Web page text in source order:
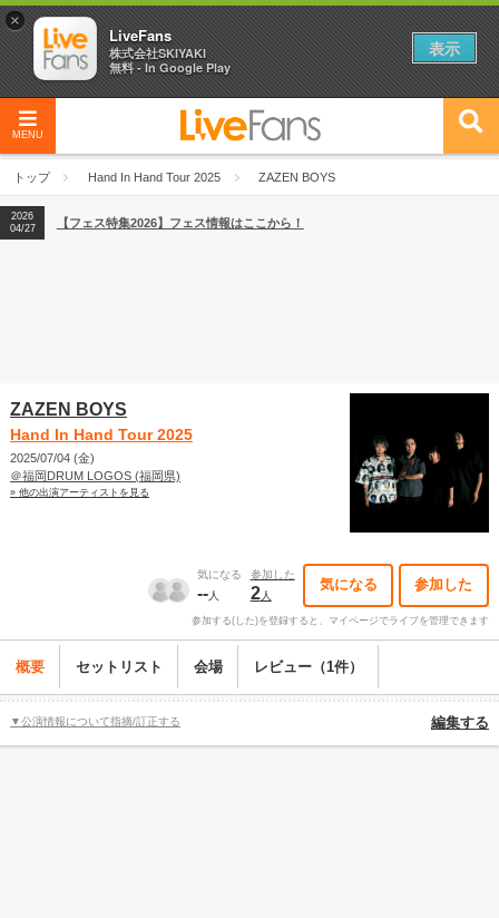
MENU
トップ Hand In Hand Tour 2025 ZAZEN BOYS
2026
04/27
2026
【ライブ動員ランキング】2026年上半期編発表！
2026
04/27
【フェス特集2026】フェス情報はここから！
ZAZEN BOYS
Hand In Hand Tour 2025
2025/07/04 (金)
＠福岡DRUM LOGOS (福岡県)
» 他の出演アーティストを見る
気になる
--人
参加した
2人
気になる 参加した
参加する(した)を登録すると、マイページでライブを管理できます
概要 セットリスト 会場 レビュー（1件）
▼公演情報について指摘/訂正する 編集する
×
LiveFans
株式会社SKIYAKI
無料 - In Google Play
表示